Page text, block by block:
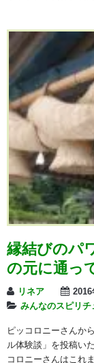
縁結びのパ
の元に通っ
リネア
2016
みんなのスピリチ
ピッコロニーさんか
ル体験談」を投稿い
コロニーさんはこれ